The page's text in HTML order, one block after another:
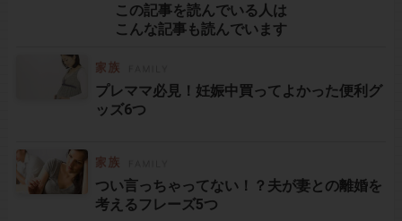
この記事を読んでいる人は
こんな記事も読んでいます
プレママ必見！妊娠中買ってよかった便利グ
ッズ6つ
つい言っちゃってない！？夫が妻との離婚を
考えるフレーズ5つ